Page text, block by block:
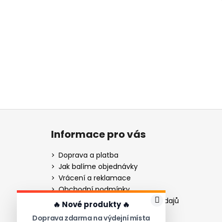
🔥 Nové produkty 🔥
Doprava zdarma na výdejní místa
Z
Informace pro vás
Doprava a platba
Jak balíme objednávky
Vrácení a reklamace
Obchodní podmínky
Podmínky ochrany osobních údajů
Gravírování - návod